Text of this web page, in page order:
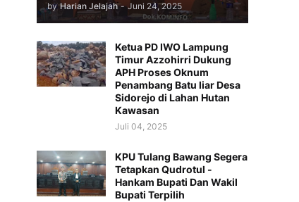
by Harian Jelajah - Juni 24, 2025
Ketua PD IWO Lampung
Timur Azzohirri Dukung
APH Proses Oknum
Penambang Batu liar Desa
Sidorejo di Lahan Hutan
Kawasan
Juli 04, 2025
KPU Tulang Bawang Segera
Tetapkan Qudrotul -
Hankam Bupati Dan Wakil
Bupati Terpilih